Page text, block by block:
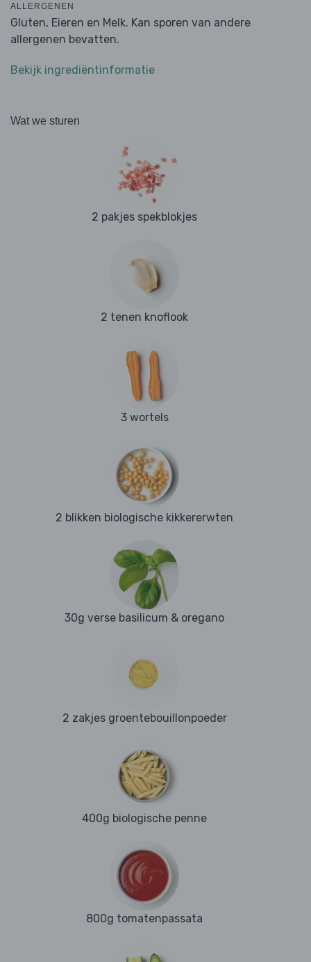
ALLERGENEN
Gluten, Eieren en Melk. Kan sporen van andere
allergenen bevatten.
Bekijk ingrediëntinformatie
Wat we sturen
2 pakjes spekblokjes
2 tenen knoflook
3 wortels
2 blikken biologische kikkererwten
30g verse basilicum & oregano
2 zakjes groentebouillonpoeder
400g biologische penne
800g tomatenpassata